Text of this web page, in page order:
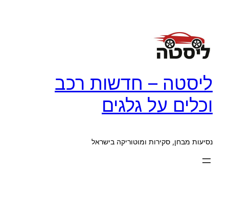
ליסטה – חדשות רכב
וכלים על גלגים
נסיעות מבחן, סקירות ומוטוריקה בישראל